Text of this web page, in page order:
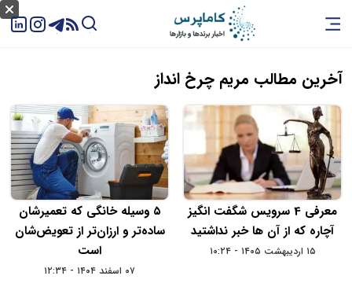
آخرین مطالب مریم چرخ انداز
معرفی 4 سرویس شگفت‌ انگیز
آچاره که از آن‌ ها خبر نداشتید
۱۵ اردیبهشت ۱۴۰۵ - ۱۰:۲۴
۵ وسیله خانگی که تعمیرشان
ساده‌تر و ارزان‌تر از تعویض‌شان
است
۰۷ اسفند ۱۴۰۴ - ۱۲:۳۴